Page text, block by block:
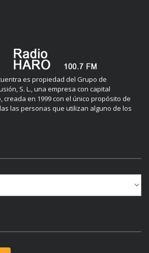
es propiedad del Grupo de
S. L., una empresa con capital
en 1999 con el único propósito de
las personas que utilizan alguno de los